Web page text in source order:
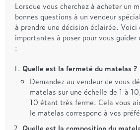
Lorsque vous cherchez à acheter un
bonnes questions à un vendeur
à prendre une décision éclairée.
importantes à poser pour vous guider
:
Quelle est la fermeté du matelas ?
Demandez au vendeur de vous
matelas sur une échelle de 1 à
10 étant très ferme. Cela vous
le matelas correspond à vos
Quelle est la composition du